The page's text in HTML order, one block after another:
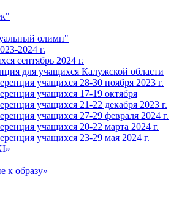
олимп"
2024 г.
сентябрь 2024 г.
для учащихся Калужской области
учащихся 28-30 ноября 2023 г.
учащихся 17-19 октября
учащихся 21-22 декабря 2023 г.
учащихся 27-29 февраля 2024 г.
учащихся 20-22 марта 2024 г.
учащихся 23-29 мая 2024 г.
к образу»